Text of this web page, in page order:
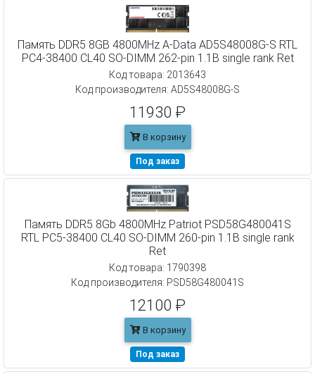
Память DDR5 8GB 4800MHz A-Data AD5S48008G-S RTL
PC4-38400 CL40 SO-DIMM 262-pin 1.1В single rank Ret
Код товара: 2013643
Код производителя: AD5S48008G-S
11930 ₽
В корзину
Под заказ
Память DDR5 8Gb 4800MHz Patriot PSD58G480041S
RTL PC5-38400 CL40 SO-DIMM 260-pin 1.1В single rank
Ret
Код товара: 1790398
Код производителя: PSD58G480041S
12100 ₽
В корзину
Под заказ